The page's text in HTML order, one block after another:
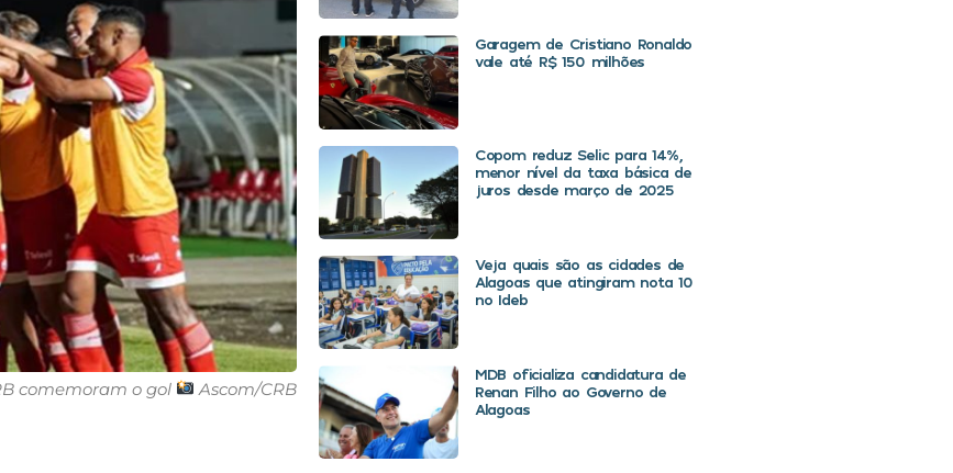
comemoram o gol Ascom/CRB
Garagem de Cristiano Ronaldo
vale até R$ 150 milhões
Copom reduz Selic para 14%,
menor nível da taxa básica de
juros desde março de 2025
Veja quais são as cidades de
Alagoas que atingiram nota 10
no Ideb
MDB oficializa candidatura de
Renan Filho ao Governo de
Alagoas